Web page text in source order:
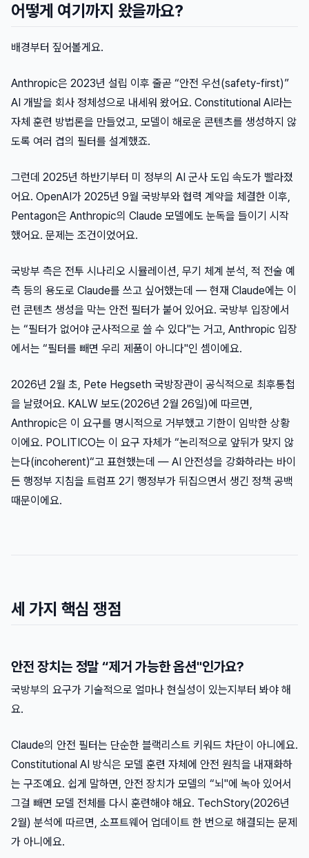
어떻게 여기까지 왔을까요?
배경부터 짚어볼게요.
Anthropic은 2023년 설립 이후 줄곧 “안전 우선(safety-first)”
AI 개발을 회사 정체성으로 내세워 왔어요. Constitutional AI라는
자체 훈련 방법론을 만들었고, 모델이 해로운 콘텐츠를 생성하지 않
도록 여러 겹의 필터를 설계했죠.
그런데 2025년 하반기부터 미 정부의 AI 군사 도입 속도가 빨라졌
어요. OpenAI가 2025년 9월 국방부와 협력 계약을 체결한 이후,
Pentagon은 Anthropic의 Claude 모델에도 눈독을 들이기 시작
했어요. 문제는 조건이었어요.
국방부 측은 전투 시나리오 시뮬레이션, 무기 체계 분석, 적 전술 예
측 등의 용도로 Claude를 쓰고 싶어했는데 — 현재 Claude에는 이
런 콘텐츠 생성을 막는 안전 필터가 붙어 있어요. 국방부 입장에서
는 “필터가 없어야 군사적으로 쓸 수 있다"는 거고, Anthropic 입장
에서는 “필터를 빼면 우리 제품이 아니다"인 셈이에요.
2026년 2월 초, Pete Hegseth 국방장관이 공식적으로 최후통첩
을 날렸어요. KALW 보도(2026년 2월 26일)에 따르면,
Anthropic은 이 요구를 명시적으로 거부했고 기한이 임박한 상황
이에요. POLITICO는 이 요구 자체가 “논리적으로 앞뒤가 맞지 않
는다(incoherent)“고 표현했는데 — AI 안전성을 강화하라는 바이
든 행정부 지침을 트럼프 2기 행정부가 뒤집으면서 생긴 정책 공백
때문이에요.
세 가지 핵심 쟁점
안전 장치는 정말 “제거 가능한 옵션"인가요?
국방부의 요구가 기술적으로 얼마나 현실성이 있는지부터 봐야 해
요.
Claude의 안전 필터는 단순한 블랙리스트 키워드 차단이 아니에요.
Constitutional AI 방식은 모델 훈련 자체에 안전 원칙을 내재화하
는 구조예요. 쉽게 말하면, 안전 장치가 모델의 “뇌"에 녹아 있어서
그걸 빼면 모델 전체를 다시 훈련해야 해요. TechStory(2026년
2월) 분석에 따르면, 소프트웨어 업데이트 한 번으로 해결되는 문제
가 아니에요.